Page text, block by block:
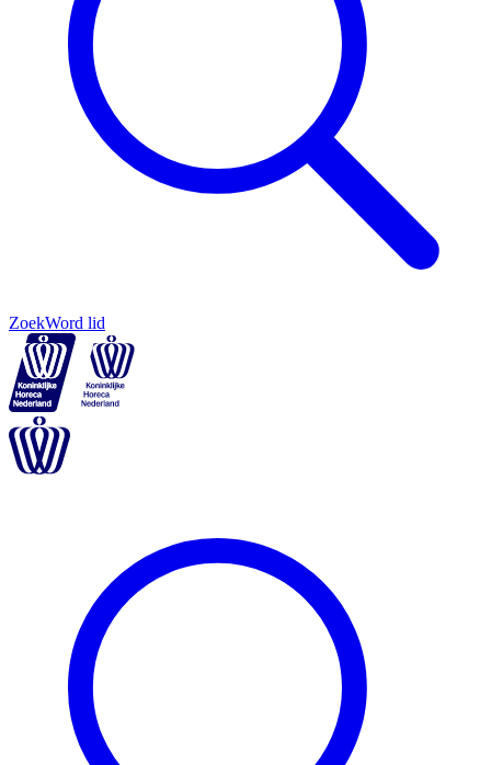
ZoekWord lid